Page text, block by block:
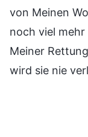
von Meinen
noch viel mehr
Meiner
wird sie nie